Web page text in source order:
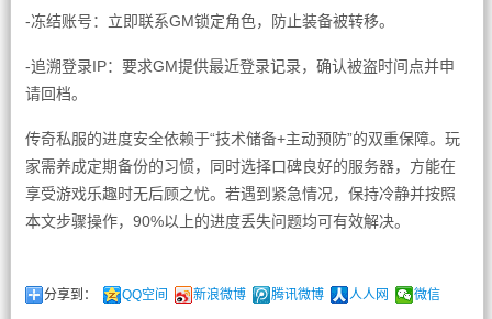
-冻结账号：立即联系GM锁定角色，防止装备被转移。
-追溯登录IP：要求GM提供最近登录记录，确认被盗时间点并申
请回档。
传奇私服的进度安全依赖于“技术储备+主动预防”的双重保障。玩
家需养成定期备份的习惯，同时选择口碑良好的服务器，方能在
享受游戏乐趣时无后顾之忧。若遇到紧急情况，保持冷静并按照
本文步骤操作，90%以上的进度丢失问题均可有效解决。
分享到： QQ空间 新浪微博 腾讯微博 人人网 微信